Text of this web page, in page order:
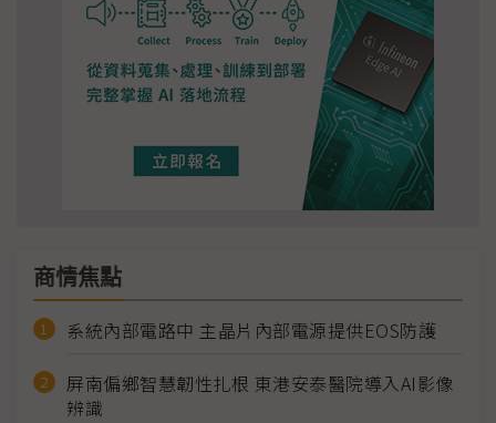
商情焦點
系統內部電路中 主晶片內部電源提供EOS防護
屏南偏鄉智慧韌性扎根 東港安泰醫院導入AI影像
辨識